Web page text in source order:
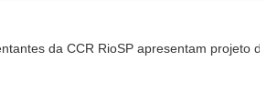
da CCR RioSP apresentam projeto